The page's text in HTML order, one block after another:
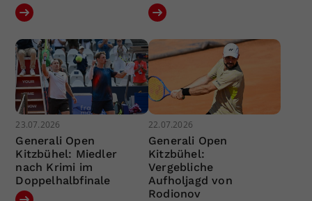
23.07.2026
Generali Open
Kitzbühel: Miedler
nach Krimi im
Doppelhalbfinale
22.07.2026
Generali Open
Kitzbühel:
Vergebliche
Aufholjagd von
Rodionov